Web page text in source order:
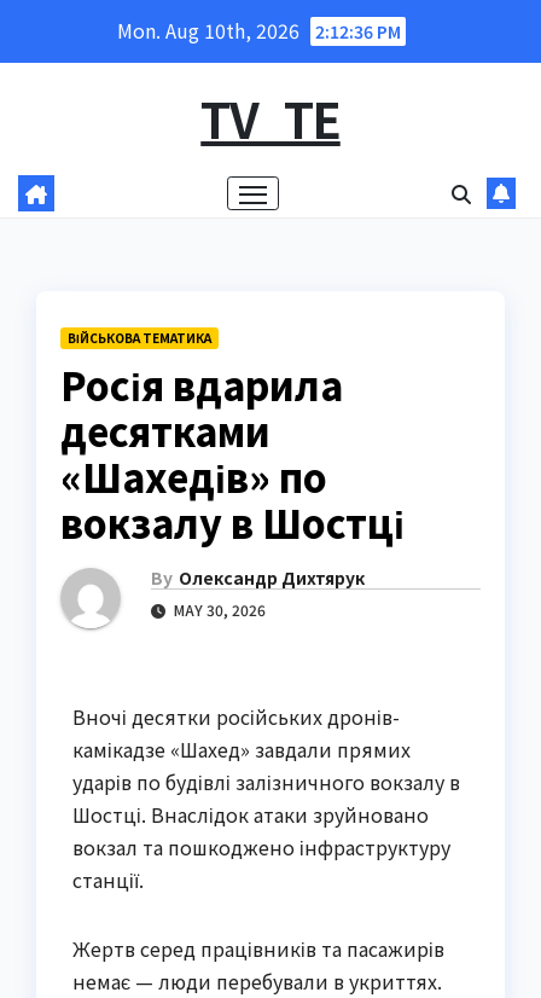
Mon. Aug 10th, 2026 2:12:37 PM
TV_TE
ВІЙСЬКОВА ТЕМАТИКА
Росія вдарила
десятками
«Шахедів» по
вокзалу в Шостці
By Олександр Дихтярук
MAY 30, 2026
Вночі десятки російських дронів-
камікадзе «Шахед» завдали прямих
ударів по будівлі залізничного вокзалу в
Шостці. Внаслідок атаки зруйновано
вокзал та пошкоджено інфраструктуру
станції.
Жертв серед працівників та пасажирів
немає — люди перебували в укриттях.